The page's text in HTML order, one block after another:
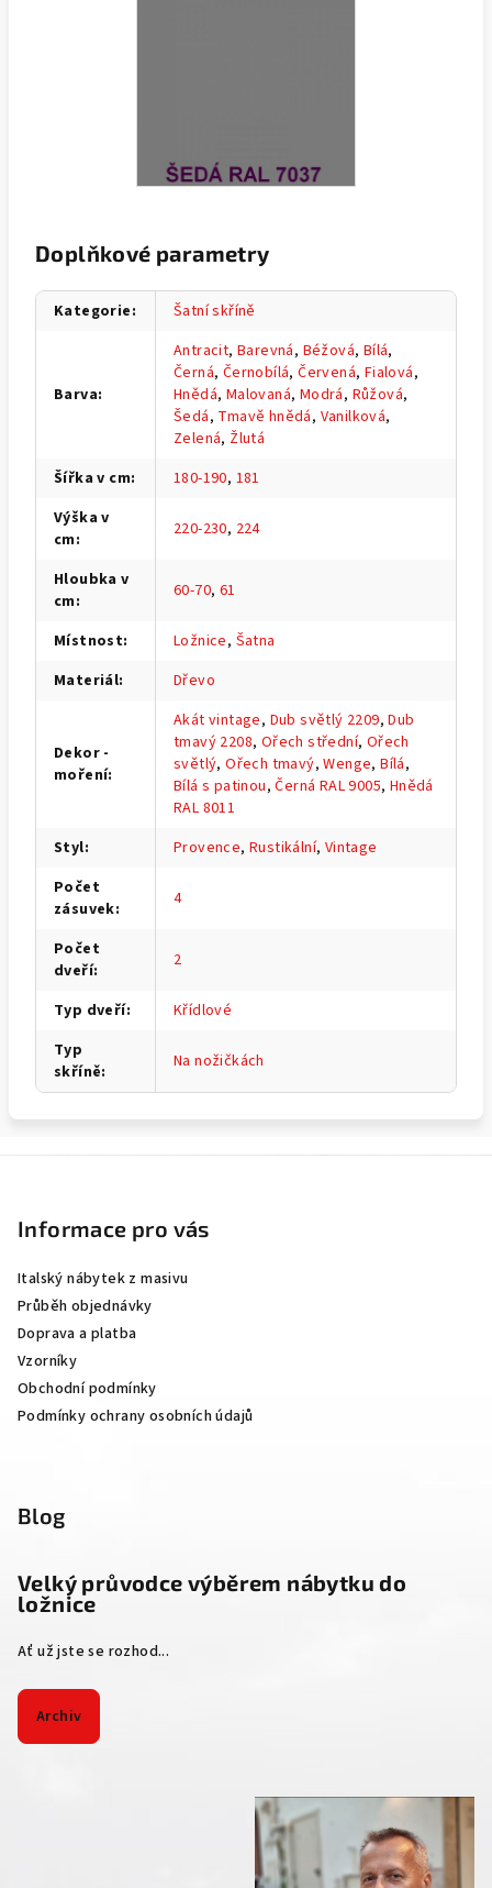
Doplňkové parametry
Kategorie: Šatní skříně
Barva:
Antracit,Barevná, Béžová, Bílá,
Černá, Černobílá,Červená, Fialová,
Hnědá, Malovaná, Modrá, Růžová,
Šedá, Tmavě hnědá, Vanilková,
Zelená, Žlutá
Šířka v cm: 180-190, 181
Výška v
cm: 220-230, 224
Hloubka v
cm: 60-70, 61
Místnost: Ložnice, Šatna
Materiál: Dřevo
Dekor -
moření:
Akát vintage, Dub světlý 2209,Dub
tmavý 2208, Ořech střední, Ořech
světlý,Ořech tmavý,Wenge,Bílá,
Bílá s patinou,Černá RAL 9005, Hnědá
RAL 8011
Styl: Provence,Rustikální, Vintage
Počet
zásuvek: 4
Počet
dveří: 2
Typ dveří:
Křídlové
Typ
skříně: Na nožičkách
Informace pro vás
Italský nábytek z masivu
Průběh objednávky
Doprava a platba
Vzorníky
Obchodní podmínky
Podmínky ochrany osobních údajů
Blog
Velký průvodce výběrem nábytku do
ložnice
Ať už jste se rozhod...
Archiv